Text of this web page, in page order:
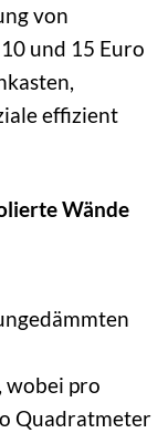
von
und 15 Euro
effizient
Wände
wobei pro
Quadratmeter